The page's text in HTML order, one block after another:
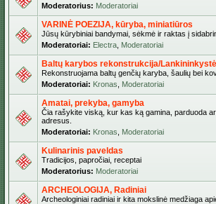
Moderatorius: Moderatoriai
VARINĖ POEZIJA, kūryba, miniatiūros
Jūsų kūrybiniai bandymai, sėkmė ir raktas į
Moderatoriai: Electra Moderatoriai
Baltų karybos rekonstrukcija/
Rekonstruojama baltų genčių karyba, šaulių bei
Moderatoriai: Kronas Moderatoriai
Amatai, prekyba, gamyba
Čia rašykite viską, kur kas ką gamina, parduoda
adresus.
Moderatoriai: Kronas Moderatoriai
Kulinarinis paveldas
Tradicijos, papročiai, receptai
Moderatorius: Moderatoriai
ARCHEOLOGIJA, Radiniai
Archeologiniai radiniai ir kita mokslinė medžiaga